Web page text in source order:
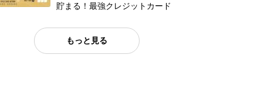
貯まる！最強クレジットカード
もっと見る